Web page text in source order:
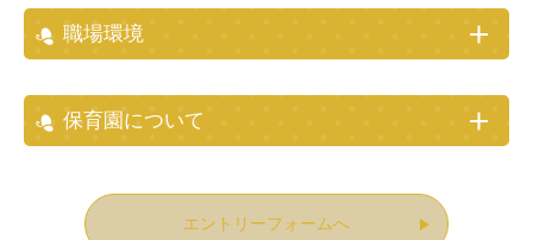
職場環境
保育園について
エントリーフォームへ